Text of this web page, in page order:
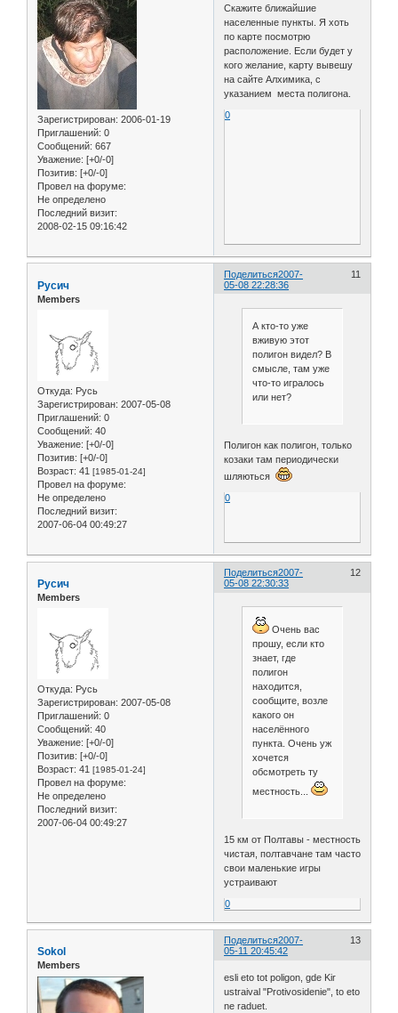
Зарегистрирован: 2006-01-19
Приглашений: 0
Сообщений: 667
Уважение: [+0/-0]
Позитив: [+0/-0]
Провел на форуме:
Не определено
Последний визит:
2008-02-15 09:16:42
Скажите ближайшие
населенные пункты. Я хоть
по карте посмотрю
расположение. Если будет у
кого желание, карту вывешу
на сайте Алхимика, с
указанием места полигона.
0
Поделиться 11
2007-
05-08 22:28:36
Русич
Members
Откуда: Русь
Зарегистрирован: 2007-05-08
Приглашений: 0
Сообщений: 40
Уважение: [+0/-0]
Позитив: [+0/-0]
Возраст: 41 [1985-01-24]
Провел на форуме:
Не определено
Последний визит:
2007-06-04 00:49:27
А кто-то уже
вживую этот
полигон видел? В
смысле, там уже
что-то игралось
или нет?
Полигон как полигон, только
козаки там периодически
шляються
0
Поделиться 12
2007-
05-08 22:30:33
Русич
Members
Откуда: Русь
Зарегистрирован: 2007-05-08
Приглашений: 0
Сообщений: 40
Уважение: [+0/-0]
Позитив: [+0/-0]
Возраст: 41 [1985-01-24]
Провел на форуме:
Не определено
Последний визит:
2007-06-04 00:49:27
Очень вас
прошу, если кто
знает, где
полигон
находится,
сообщите, возле
какого он
населённого
пункта. Очень уж
хочется
обсмотреть ту
местность...
15 км от Полтавы - местность
чистая, полтавчане там часто
свои маленькие игры
устраивают
0
Поделиться 13
2007-
05-11 20:45:42
Sokol
Members
esli eto tot poligon, gde Kir
ustraival "Protivosidenie", to eto
ne raduet.